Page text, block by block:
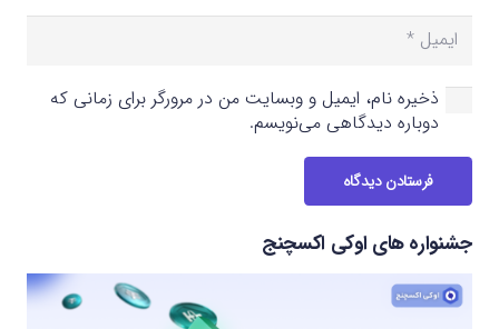
ذخیره نام، ایمیل و وبسایت من در مرورگر برای زمانی که
دوباره دیدگاهی می‌نویسم.
فرستادن دیدگاه
جشنواره های اوکی اکسچنج